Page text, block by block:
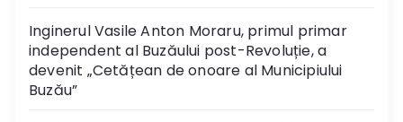
r
t
Inginerul Vasile Anton Moraru, primul primar
independent al Buzăului post-Revoluție, a
devenit „Cetățean de onoare al Municipiului
Buzău”